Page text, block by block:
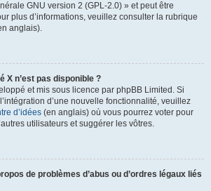
GNU version 2 (GPL-2.0) » et peut être
plus d’informations, veuillez consulter la rubrique
anglais).
X n’est pas disponible ?
et mis sous licence par phpBB Limited. Si
d’une nouvelle fonctionnalité, veuillez
d’idées (en anglais) où vous pourrez voter pour
utilisateurs et suggérer les vôtres.
de problèmes d’abus ou d’ordres légaux liés